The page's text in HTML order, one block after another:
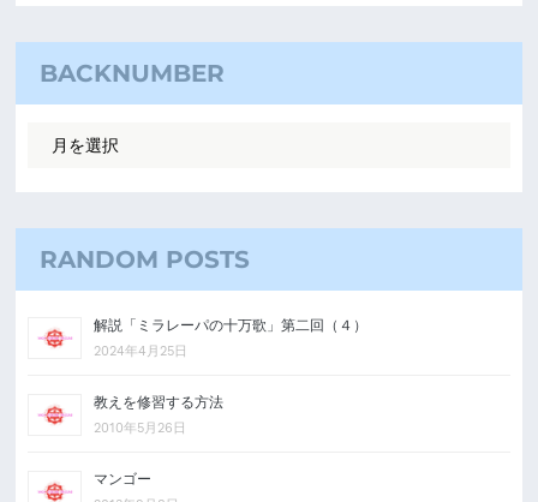
BACKNUMBER
RANDOM POSTS
解説「ミラレーパの十万歌」第二回（４）
2024年4月25日
教えを修習する方法
2010年5月26日
マンゴー